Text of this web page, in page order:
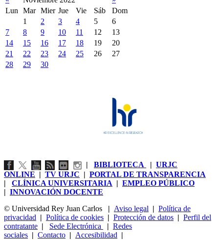
Lun
Mar Mier Jue Vie Sáb
Dom
1
2 3 4 5
6
7
8 9 10 11 12
13
14
15 16 17 18 19
20
21
22 23 24 25 26
27
28
29 30
| BIBLIOTECA | URJC
ONLINE | TV URJC | PORTAL DE TRANSPARENCIA
| CLÍNICA UNIVERSITARIA | EMPLEO PÚBLICO
| INNOVACIÓN DOCENTE
© Universidad Rey Juan Carlos
| Aviso legal | Política de
privacidad | Política de cookies | Protección de datos | Perfil del
contratante | Sede Electrónica | Redes
sociales | Contacto | Accesibilidad |